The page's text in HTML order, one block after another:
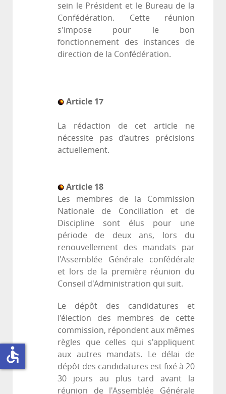
sein le Président et le Bureau de la
Confédération. Cette réunion
s'impose pour le bon
fonctionnement des instances de
direction de la Confédération.
Article 17
La rédaction de cet article ne
nécessite pas d’autres précisions
actuellement.
Article 18
Les membres de la Commission
Nationale de Conciliation et de
Discipline sont élus pour une
période de deux ans, lors du
renouvellement des mandats par
l'Assemblée Générale confédérale
et lors de la première réunion du
Conseil d'Administration qui suit.
Le dépôt des candidatures et
l'élection des membres de cette
commission, répondent aux mêmes
règles que celles qui s'appliquent
aux autres mandats. Le délai de
dépôt des candidatures est fixé à 20
30 jours au plus tard avant la
réunion de l'Assemblée Générale
accessible